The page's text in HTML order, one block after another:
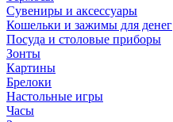
Сувениры и аксессуары
Кошельки и зажимы для денег
Посуда и столовые приборы
Зонты
Картины
Брелоки
Настольные игры
Часы